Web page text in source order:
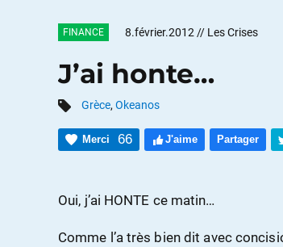
FINANCE 8.février.2012 // Les Crises
J’ai honte…
Grèce, Okeanos
Merci 66 J'aime Partager
Oui, j’ai HONTE ce matin…
Comme l’a très bien dit avec